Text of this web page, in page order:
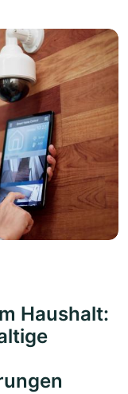
Haushalt: